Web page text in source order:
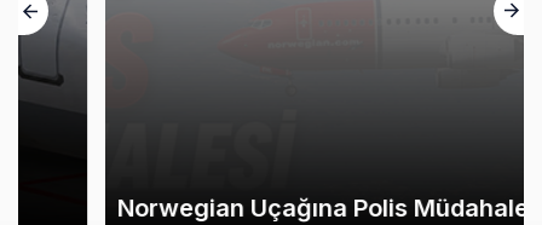
Norwegian Uçağına Polis Müdahalesi